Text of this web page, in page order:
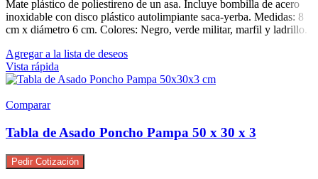
Mate plástico de poliestireno de un asa. Incluye bombilla de acero
inoxidable con disco plástico autolimpiante saca-yerba. Medidas: 8
cm x diámetro 6 cm. Colores: Negro, verde militar, marfil y ladrillo.
Agregar a la lista de deseos
Vista rápida
Comparar
Tabla de Asado Poncho Pampa 50 x 30 x 3
Pedir Cotización